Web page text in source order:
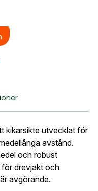
kikarsikte utvecklat för
avstånd.
och robust
drevjakt och
avgörande.
Med ett eget
utcheckning,
och sparade
i vårt
SFP K-dot